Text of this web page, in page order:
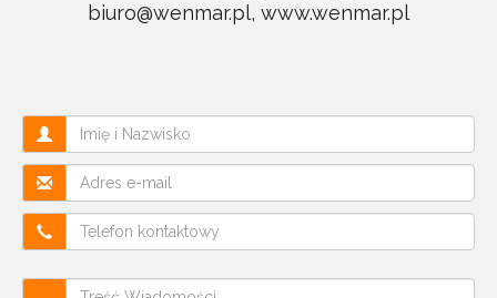
biuro@wenmar.pl, www.wenmar.pl